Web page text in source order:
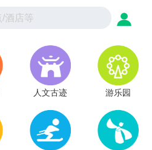
人文古迹 游乐园